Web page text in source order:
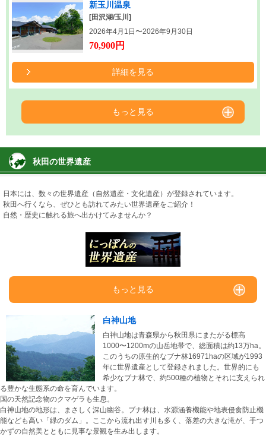
新玉川温泉
[田沢湖/玉川]
2026年4月1日〜2026年9月30日
70,900円
詳細を見る
もっと見る
秋田の世界遺産
日本には、数々の世界遺産（自然遺産・文化遺産）が登録されています。
秋田へ行くなら、ぜひとも訪れてみたい世界遺産をご紹介！
自然・歴史に触れる旅へ出かけてみませんか？
もっと見る
白神山地
白神山地は青森県から秋田県にまたがる標高
1000〜1200mの山岳地帯で、総面積は約13万ha。
このうちの原生的なブナ林16971haの区域が1993
年に世界遺産として登録されました。世界的にも
希少なブナ林で、約500種の植物とそれに支えられ
る豊かな生態系の命を育んでいます。
国の天然記念物のクマゲラも生息。
白神山地の地形は、まさしく深山幽谷。ブナ林は、水源涵養機能や地表侵食防止機
能なども高い「緑のダム」。ここから流れ出す川も多く、落差の大きな滝が、手つ
かずの自然美とともに見事な景観を生み出します。